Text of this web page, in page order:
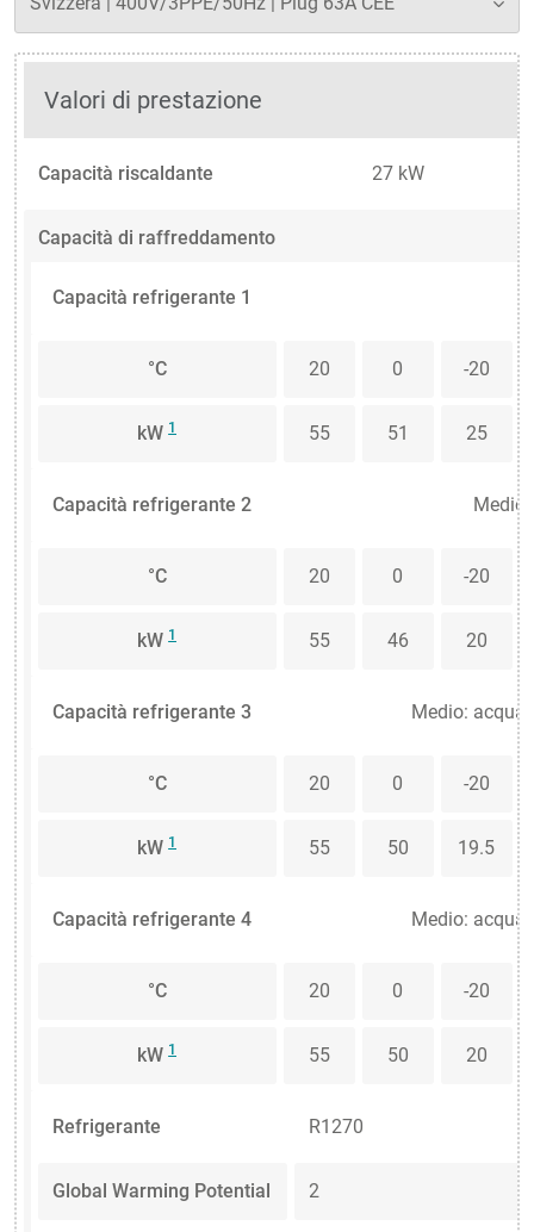
Valori di prestazione
Capacità riscaldante 27 kW
Capacità di raffreddamento
Capacità refrigerante 1
°C 20 0 -20
kW1 55 51 25
Capacità refrigerante 2
°C 20 0 -20
kW1 55 46 20
Capacità refrigerante 3 Medio: acqua
°C 20 0 -20
kW1 55 50 19.5
Capacità refrigerante 4 Medio: acqua
°C 20 0 -20
kW1 55 50 20
Refrigerante R1270
Global Warming Potential 2